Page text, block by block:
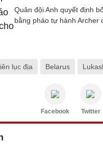
Quân đội Anh quyết định
bằng pháo tự hành Archer
lục địa Belarus
Facebook Twitter